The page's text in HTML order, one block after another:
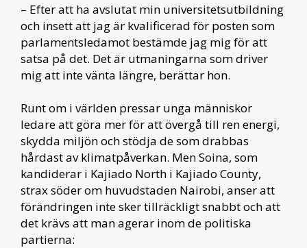
– Efter att ha avslutat min universitetsutbildning
och insett att jag är kvalificerad för posten som
parlamentsledamot bestämde jag mig för att
satsa på det. Det är utmaningarna som driver
mig att inte vänta längre, berättar hon.
Runt om i världen pressar unga människor
ledare att göra mer för att övergå till ren energi,
skydda miljön och stödja de som drabbas
hårdast av klimatpåverkan. Men Soina, som
kandiderar i Kajiado North i Kajiado County,
strax söder om huvudstaden Nairobi, anser att
förändringen inte sker tillräckligt snabbt och att
det krävs att man agerar inom de politiska
partierna: